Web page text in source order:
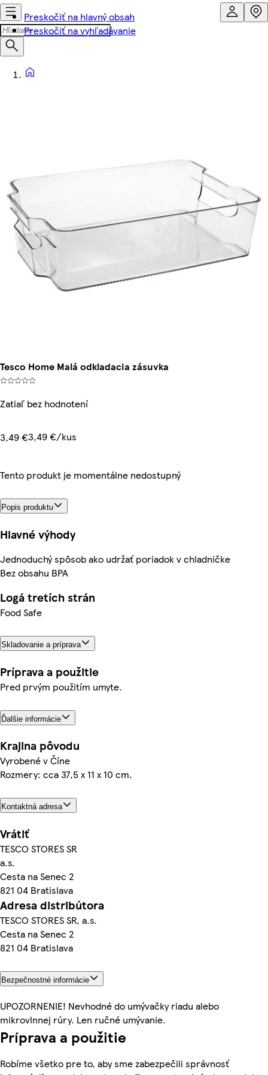
Preskočiť na hlavný obsah
Preskočiť na vyhľadávanie
Tesco Home Malá odkladacia zásuvka
Zatiaľ bez hodnotení
3,49 €3,49 €/kus
Tento produkt je momentálne nedostupný
Popis produktu
Hlavné výhody
Jednoduchý spôsob ako udržať poriadok v chladničke
Bez obsahu BPA
Logá tretích strán
Food Safe
Skladovanie a príprava
Príprava a použitie
Pred prvým použitím umyte.
Ďalšie informácie
Krajina pôvodu
Vyrobené v Číne
Rozmery: cca 37,5 x 11 x 10 cm.
Kontaktná adresa
Vrátiť
TESCO STORES SR
a.s.
Cesta na Senec 2
821 04 Bratislava
Adresa distribútora
TESCO STORES SR, a.s.
Cesta na Senec 2
821 04 Bratislava
Bezpečnostné informácie
UPOZORNENIE! Nevhodné do umývačky riadu alebo
mikrovlnnej rúry. Len ručné umývanie.
Príprava a použitie
Robíme všetko pre to, aby sme zabezpečili správnosť